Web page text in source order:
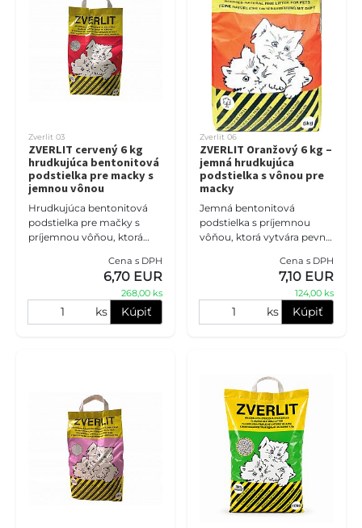
Zverlit 03
ZVERLIT cervený 6 kg
hrudkujúca bentonitová
podstielka pre macky s
jemnou vônou
Hrudkujúca bentonitová
podstielka pre mačky s
príjemnou vôňou, ktorá
toaletu čistú a sviežu.
Vytvára pevné hrudky,
Cena s DPH
6,70 EUR
268,00 ks
ks Kúpiť
Zverlit 06
ZVERLIT Oranžový 6 kg –
jemná hrudkujúca
podstielka s vônou pre
macky
Jemná bentonitová
podstielka s príjemnou
vôňou, ktorá vytvára pevné
mačaciu toaletu čistú
každý deň. Vhodná pre
Cena s DPH
7,10 EUR
124,00 ks
ks Kúpiť